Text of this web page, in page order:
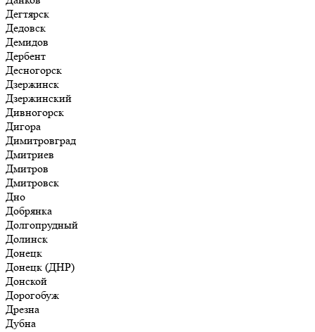
Дегтярск
Дедовск
Демидов
Дербент
Десногорск
Дзержинск
Дзержинский
Дивногорск
Дигора
Димитровград
Дмитриев
Дмитров
Дмитровск
Дно
Добрянка
Долгопрудный
Долинск
Донецк
Донецк (ДНР)
Донской
Дорогобуж
Дрезна
Дубна